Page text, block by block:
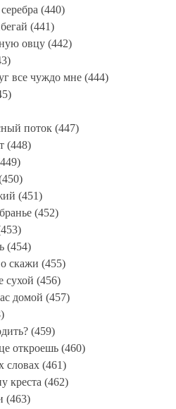
(440)
(441)
овцу (442)
все чуждо мне (444)
поток (447)
(448)
(451)
(452)
(454)
скажи (455)
сухой (456)
домой (457)
(459)
откроешь (460)
словах (461)
креста (462)
(463)